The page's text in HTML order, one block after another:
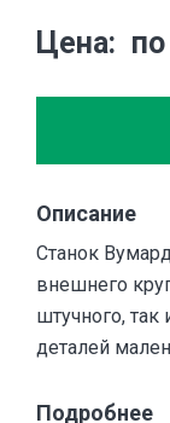
Цена
Описание
Станок
внешнего
штучного, так
деталей
Подробнее